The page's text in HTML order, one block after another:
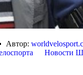
Автор:
Новости